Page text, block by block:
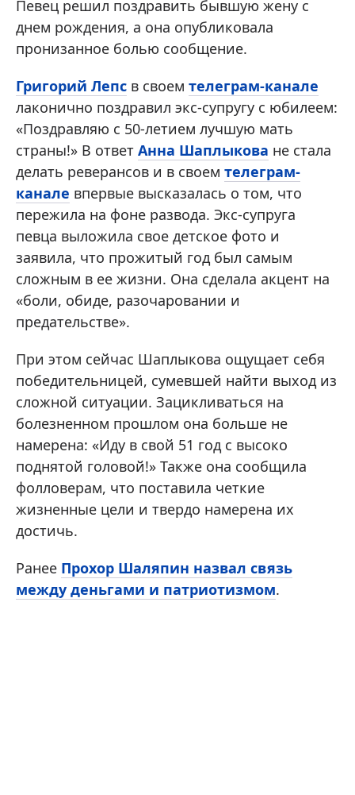
Певец решил поздравить бывшую жену с
днем рождения, а она опубликовала
пронизанное болью сообщение.
Григорий Лепс в своем телеграм-канале
лаконично поздравил экс-супругу с юбилеем:
«Поздравляю с 50-летием лучшую мать
страны!» В ответ Анна Шаплыкова не стала
делать реверансов и в своем телеграм-
канале впервые высказалась о том, что
пережила на фоне развода. Экс-супруга
певца выложила свое детское фото и
заявила, что прожитый год был самым
сложным в ее жизни. Она сделала акцент на
«боли, обиде, разочаровании и
предательстве».
При этом сейчас Шаплыкова ощущает себя
победительницей, сумевшей найти выход из
сложной ситуации. Зацикливаться на
болезненном прошлом она больше не
намерена: «Иду в свой 51 год с высоко
поднятой головой!» Также она сообщила
фолловерам, что поставила четкие
жизненные цели и твердо намерена их
достичь.
Ранее Прохор Шаляпин назвал связь
между деньгами и патриотизмом.